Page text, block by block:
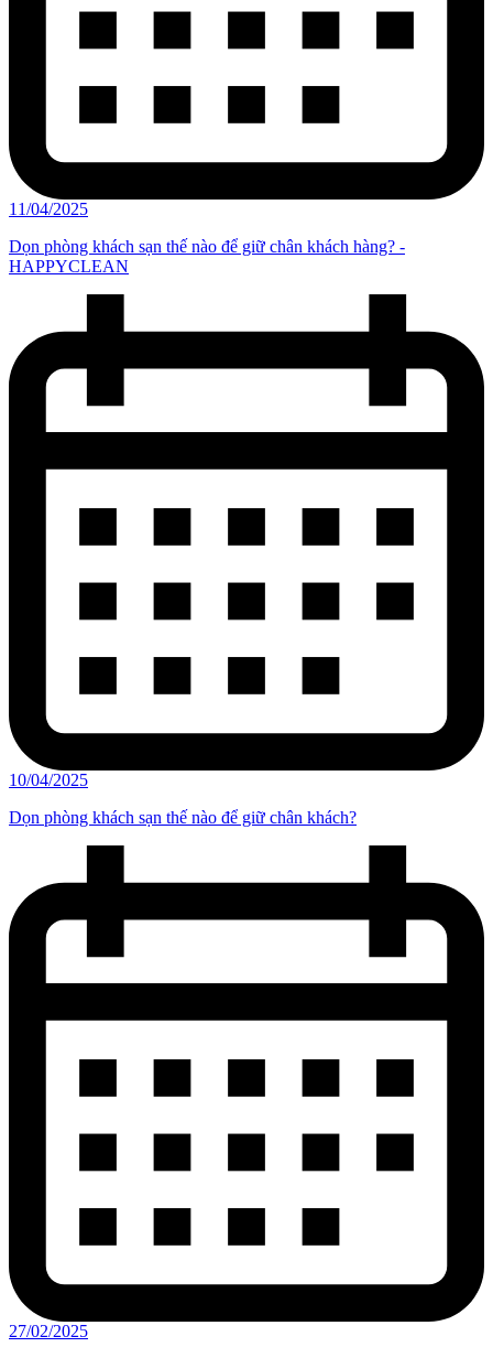
11/04/2025
Dọn phòng khách sạn thế nào để giữ chân khách hàng? -
HAPPYCLEAN
10/04/2025
Dọn phòng khách sạn thế nào để giữ chân khách?
27/02/2025